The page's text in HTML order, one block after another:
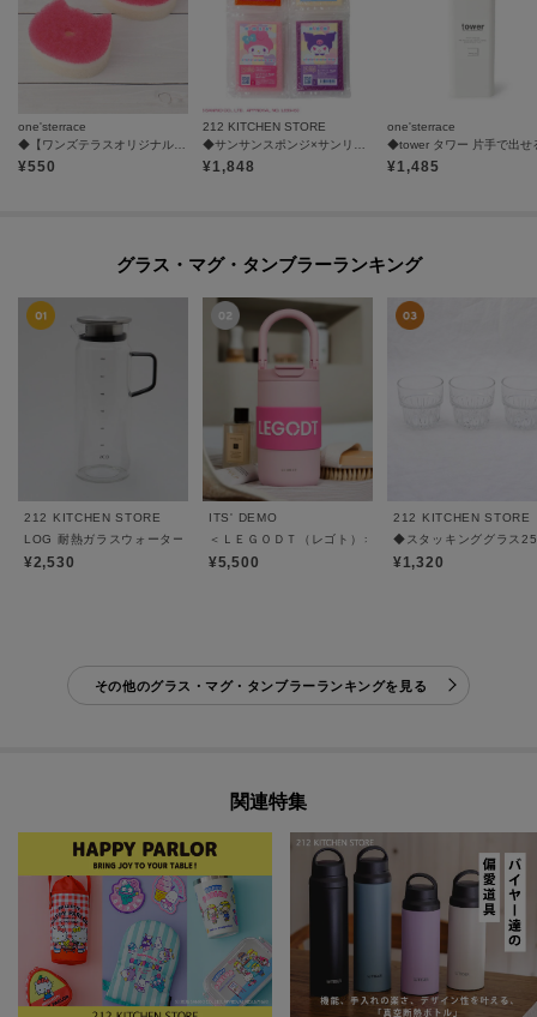
one'sterrace
¥550
212 KITCHEN STORE
¥1,848
one'sterrace
¥1,485
グラス・マグ・タンブラーランキング
212 KITCHEN STORE
LOG 耐熱ガラスウォータージャグ ハンドル付き 1.4
¥2,530
ITS' DEMO
＜ＬＥＧＯＤＴ（レゴト）＞ループタンブラー400ml
¥5,500
212 KITCHEN STORE
◆スタッキンググラス
¥1,320
その他のグラス・マグ・タンブラーランキングを見る
関連特集